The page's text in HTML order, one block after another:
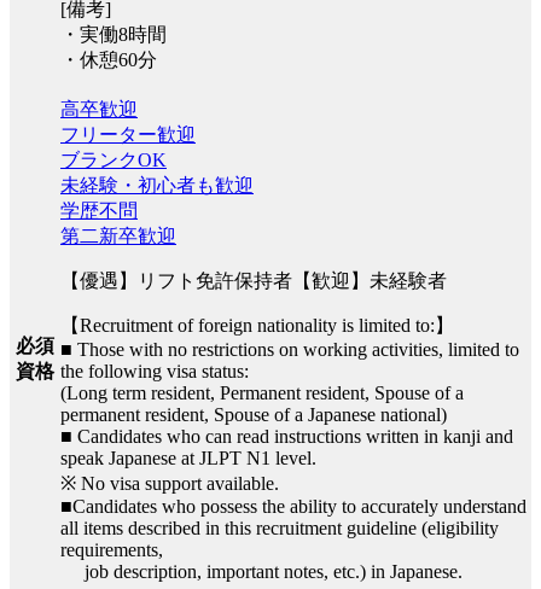
[備考]
・実働8時間
・休憩60分
必須
資格
高卒歓迎
フリーター歓迎
ブランクOK
未経験・初心者も歓迎
学歴不問
第二新卒歓迎
【優遇】リフト免許保持者【歓迎】未経験者
【Recruitment of foreign nationality is limited to:】
■ Those with no restrictions on working activities, limited to
the following visa status:
(Long term resident, Permanent resident, Spouse of a
permanent resident, Spouse of a Japanese national)
■ Candidates who can read instructions written in kanji and
speak Japanese at JLPT N1 level.
※ No visa support available.
■Candidates who possess the ability to accurately understand
all items described in this recruitment guideline (eligibility
requirements,
job description, important notes, etc.) in Japanese.